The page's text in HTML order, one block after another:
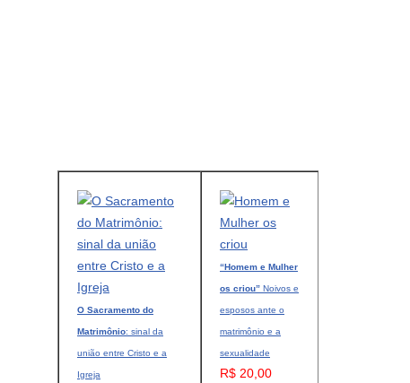
O Sacramento do
Matrimônio: sinal da
união entre Cristo e a
Igreja
“Homem e Mulher
os criou” Noivos e
esposos ante o
matrimônio e a
sexualidade
R$ 20,00